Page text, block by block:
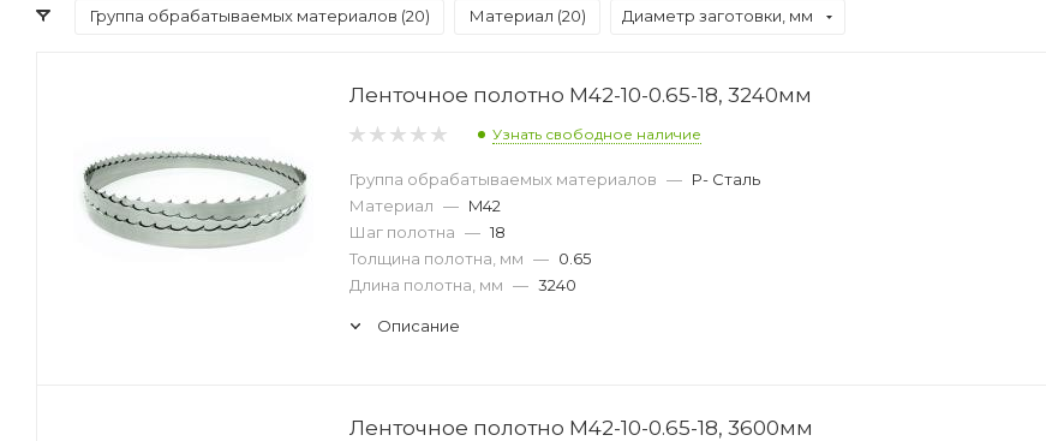
Группа обрабатываемых материалов (20) Материал (20) Диаметр заготовки, мм
Ленточное полотно M42-10-0.65-18, 3240мм
Узнать свободное наличие
Группа обрабатываемых материалов — P- Сталь
Материал — M42
Шаг полотна — 18
Толщина полотна, мм — 0.65
Длина полотна, мм — 3240
Описание
Ленточное полотно M42-10-0.65-18, 3600мм